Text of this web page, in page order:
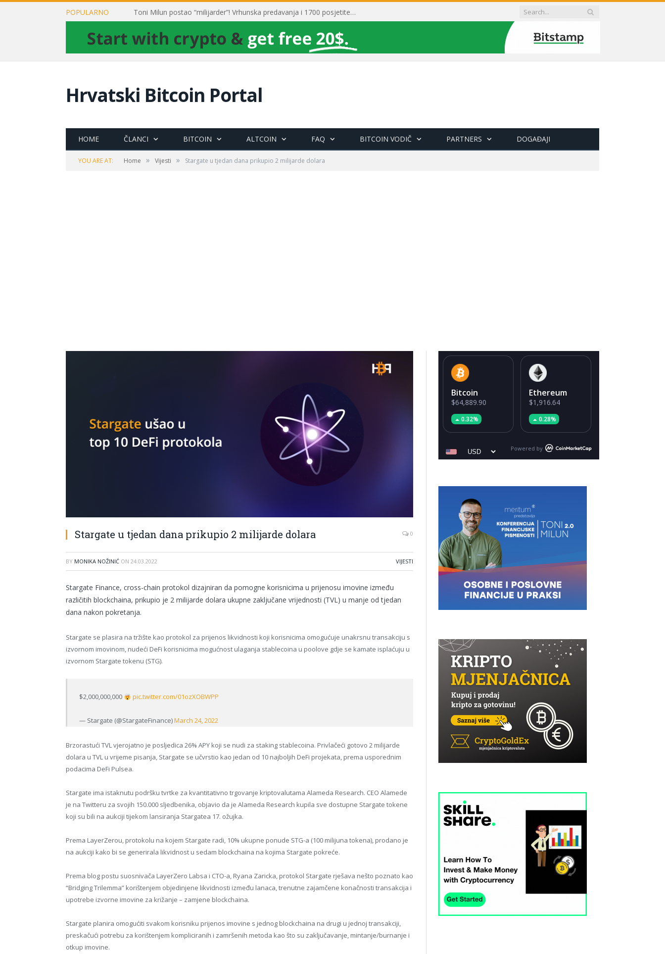
POPULARNO Toni Milun postao “milijarder”! Vrhunska predavanja i 1700 posjetitelja obilježili su mjesec financijske pismenosti
Hrvatski Bitcoin Portal
HOME ČLANCI BITCOIN ALTCOIN FAQ BITCOIN VODIČ PARTNERS DOGAĐAJI
YOU ARE AT: Home » Vijesti » Stargate u tjedan dana prikupio 2 milijarde dolara
Stargate u tjedan dana prikupio 2 milijarde dolara 0
BY MONIKA NOŽINIĆ ON 24.03.2022 VIJESTI
Stargate Finance, cross-chain protokol dizajniran da pomogne korisnicima u prijenosu imovine između
različitih blockchaina, prikupio je 2 milijarde dolara ukupne zaključane vrijednosti (TVL) u manje od tjedan
dana nakon pokretanja.
Stargate se plasira na tržište kao protokol za prijenos likvidnosti koji korisnicima omogućuje unakrsnu transakciju s
izvornom imovinom, nudeći DeFi korisnicima mogućnost ulaganja stablecoina u poolove gdje se kamate isplaćuju u
izvornom Stargate tokenu (STG).
$2,000,000,000 pic.twitter.com/01ozXOBWPP
— Stargate (@StargateFinance)March 24, 2022
Brzorastući TVL vjerojatno je posljedica 26% APY koji se nudi za staking stablecoina. Privlačeći gotovo 2 milijarde
dolara u TVL u vrijeme pisanja, Stargate se učvrstio kao jedan od 10 najboljih DeFi projekata, prema usporednim
podacima DeFi Pulsea.
Stargate ima istaknutu podršku tvrtke za kvantitativno trgovanje kriptovalutama Alameda Research. CEO Alamede
je na Twitteru za svojih 150.000 sljedbenika, objavio da je Alameda Research kupila sve dostupne Stargate tokene
koji su bili na aukciji tijekom lansiranja Stargatea 17. ožujka.
Prema LayerZerou, protokolu na kojem Stargate radi, 10% ukupne ponude STG-a (100 milijuna tokena), prodano je
na aukciji kako bi se generirala likvidnost u sedam blockchaina na kojima Stargate pokreće.
Prema blog postu suosnivača LayerZero Labsa i CTO-a, Ryana Zaricka, protokol Stargate rješava nešto poznato kao
“Bridging Trilemma” korištenjem objedinjene likvidnosti između lanaca, trenutne zajamčene konačnosti transakcija i
upotrebe izvorne imovine za križanje – zamjene blockchaina.
Stargate planira omogućiti svakom korisniku prijenos imovine s jednog blockchaina na drugi u jednoj transakciji,
preskačući potrebu za korištenjem kompliciranih i zamršenih metoda kao što su zaključavanje, mintanje/burnanje i
otkup imovine.
Bitcoin
$64,889.90
0.32%
Ethereum
$1,916.64
0.28%
Powered by